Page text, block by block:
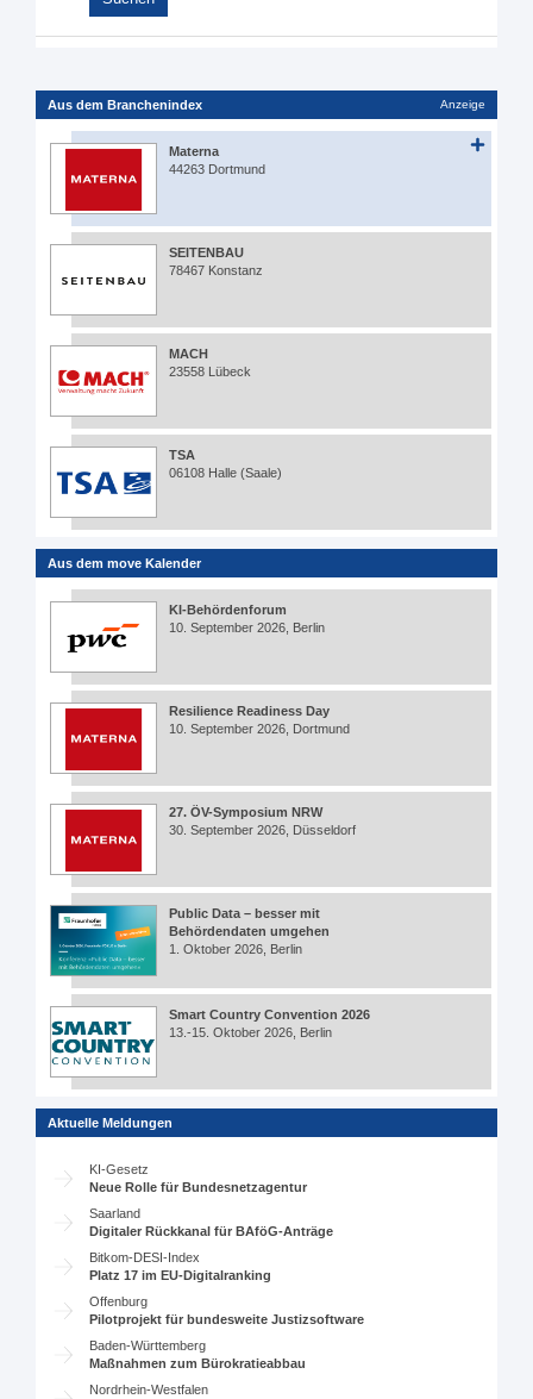
Aus dem Branchenindex Anzeige
Materna
44263 Dortmund
SEITENBAU
78467 Konstanz
MACH
23558 Lübeck
TSA
06108 Halle (Saale)
Aus dem move Kalender
KI-Behördenforum
10. September 2026, Berlin
Resilience Readiness Day
10. September 2026, Dortmund
27. ÖV-Symposium NRW
30. September 2026, Düsseldorf
Public Data – besser mit
Behördendaten umgehen
1. Oktober 2026, Berlin
Smart Country Convention 2026
13.-15. Oktober 2026, Berlin
Aktuelle Meldungen
KI-Gesetz
Neue Rolle für Bundesnetzagentur
Saarland
Digitaler Rückkanal für BAföG-Anträge
Bitkom-DESI-Index
Platz 17 im EU-Digitalranking
Offenburg
Pilotprojekt für bundesweite Justizsoftware
Baden-Württemberg
Maßnahmen zum Bürokratieabbau
Nordrhein-Westfalen